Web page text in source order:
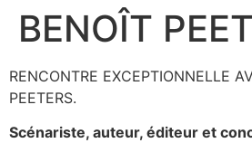
AllerBENOÎT
RENCONTRE EXCEPTIONNELLE
PEETERS.
Scénariste, auteur, éditeur et